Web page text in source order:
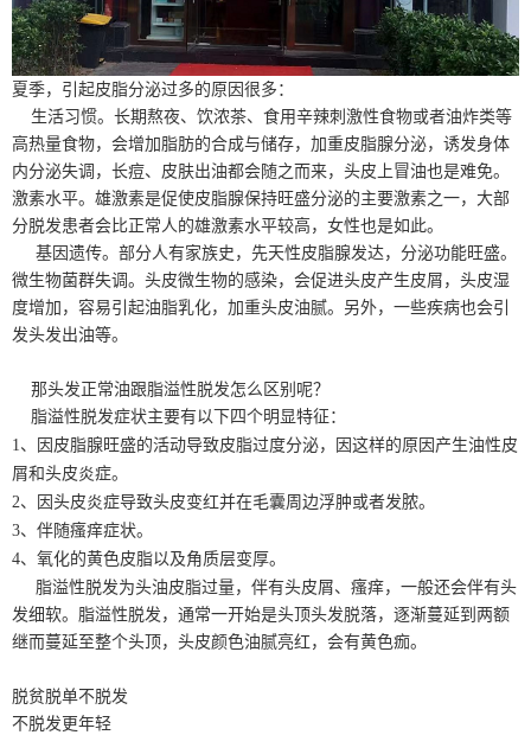
夏季，引起皮脂分泌过多的原因很多：
生活习惯。长期熬夜、饮浓茶、食用辛辣刺激性食物或者油炸类等
高热量食物，会增加脂肪的合成与储存，加重皮脂腺分泌，诱发身体
内分泌失调，长痘、皮肤出油都会随之而来，头皮上冒油也是难免。
激素水平。雄激素是促使皮脂腺保持旺盛分泌的主要激素之一，大部
分脱发患者会比正常人的雄激素水平较高，女性也是如此。
基因遗传。部分人有家族史，先天性皮脂腺发达，分泌功能旺盛。
微生物菌群失调。头皮微生物的感染，会促进头皮产生皮屑，头皮湿
度增加，容易引起油脂乳化，加重头皮油腻。另外，一些疾病也会引
发头发出油等。
那头发正常油跟脂溢性脱发怎么区别呢？
脂溢性脱发症状主要有以下四个明显特征：
1、因皮脂腺旺盛的活动导致皮脂过度分泌，因这样的原因产生油性皮
屑和头皮炎症。
2、因头皮炎症导致头皮变红并在毛囊周边浮肿或者发脓。
3、伴随瘙痒症状。
4、氧化的黄色皮脂以及角质层变厚。
脂溢性脱发为头油皮脂过量，伴有头皮屑、瘙痒，一般还会伴有头
发细软。脂溢性脱发，通常一开始是头顶头发脱落，逐渐蔓延到两额
继而蔓延至整个头顶，头皮颜色油腻亮红，会有黄色痂。
脱贫脱单不脱发
不脱发更年轻